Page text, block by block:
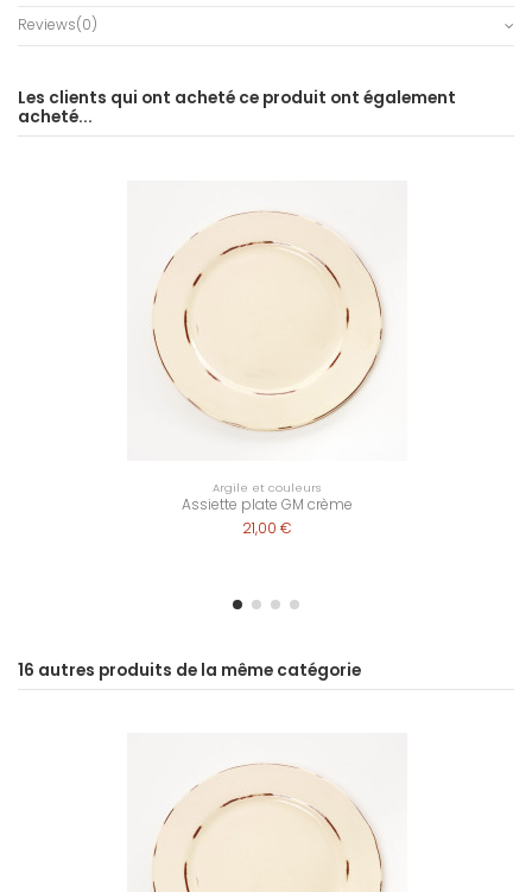
Reviews(0)
Les clients qui ont acheté ce produit ont également
acheté...
Argile et couleurs
Assiette plate GM crème
21,00 €
16 autres produits de la même catégorie